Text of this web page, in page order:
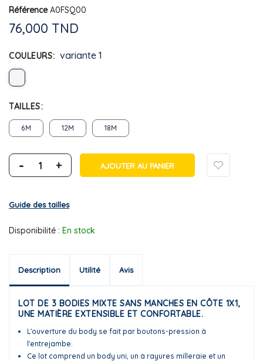
Référence A0FSQ00
76,000 TND
COULEURS variante 1
TAILLES
6M 12M 18M
- + AJOUTER AU PANIER
Guide des tailles
Disponibilité : En stock
Description Utilité Avis
LOT DE 3 BODIES MIXTE SANS MANCHES EN CÔTE 1X1,
UNE MATIÈRE EXTENSIBLE ET CONFORTABLE.
L'ouverture du body se fait par boutons-pression à
l'entrejambe.
Ce lot comprend un body uni, un à rayures milleraie et un